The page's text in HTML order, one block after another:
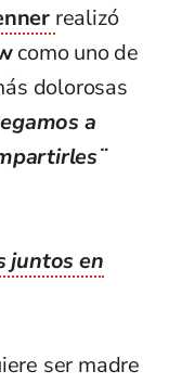
realizó
como uno de
dolorosas
a
juntos en
ser madre